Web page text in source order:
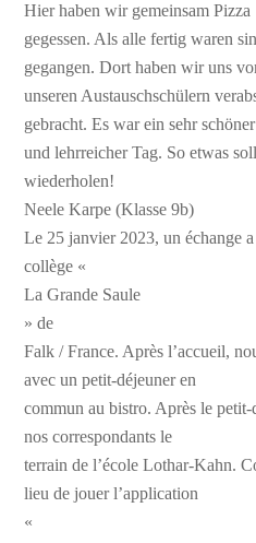
Hier haben wir gemeinsam Pizza
gegessen. Als alle fertig waren
gegangen. Dort haben wir uns
unseren Austauschschülern
gebracht. Es war ein sehr schöner
und lehrreicher Tag. So etwas
wiederholen!
Neele Karpe (Klasse 9b)
Le 25 janvier 2023, un échange
collège «
La Grande Saule
» de
Falk / France. Après l’accueil,
avec un petit-déjeuner en
commun au bistro. Après le
nos correspondants le
terrain de l’école Lothar-Kahn.
lieu de jouer l’application
«